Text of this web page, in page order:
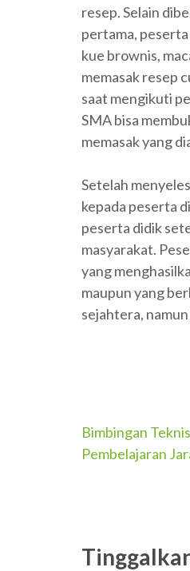
resep. Selain
pertama,
kue brownis,
memasak resep
saat mengikuti
SMA bisa
memasak yang
Setelah
kepada peserta
peserta didik
masyarakat.
yang
maupun yang
sejahtera,
Navigasi
pos
Bimbingan
Pembelajaran